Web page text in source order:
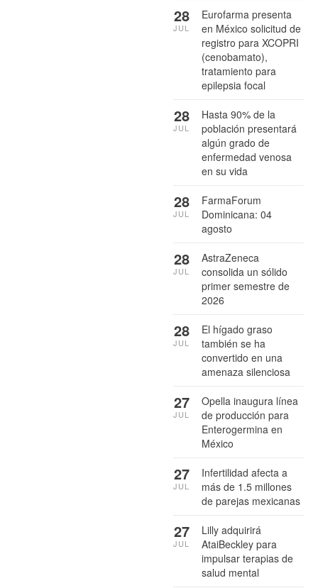
Eurofarma presenta
en México solicitud de
registro para XCOPRI
(cenobamato),
tratamiento para
epilepsia focal
28
JUL
Hasta 90% de la
población presentará
algún grado de
enfermedad venosa
en su vida
28
JUL
FarmaForum
Dominicana: 04
agosto
28
JUL
AstraZeneca
consolida un sólido
primer semestre de
2026
28
JUL
El hígado graso
también se ha
convertido en una
amenaza silenciosa
28
JUL
Opella inaugura línea
de producción para
Enterogermina en
México
27
JUL
Infertilidad afecta a
más de 1.5 millones
de parejas mexicanas
27
JUL
Lilly adquirirá
AtaiBeckley para
impulsar terapias de
salud mental
27
JUL